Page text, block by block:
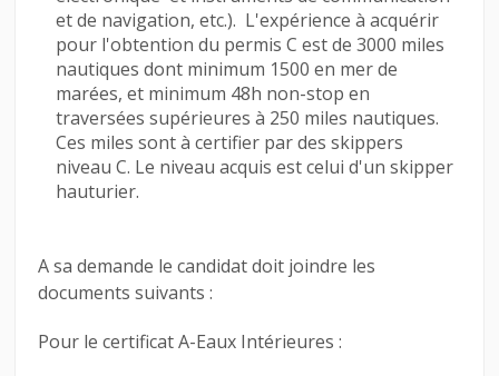
et de navigation, etc.). L'expérience à acquérir
pour l'obtention du permis C est de 3000 miles
nautiques dont minimum 1500 en mer de
marées, et minimum 48h non-stop en
traversées supérieures à 250 miles nautiques.
Ces miles sont à certifier par des skippers
niveau C. Le niveau acquis est celui d'un skipper
hauturier.
A sa demande le candidat doit joindre les
documents suivants :
Pour le certificat A-Eaux Intérieures :